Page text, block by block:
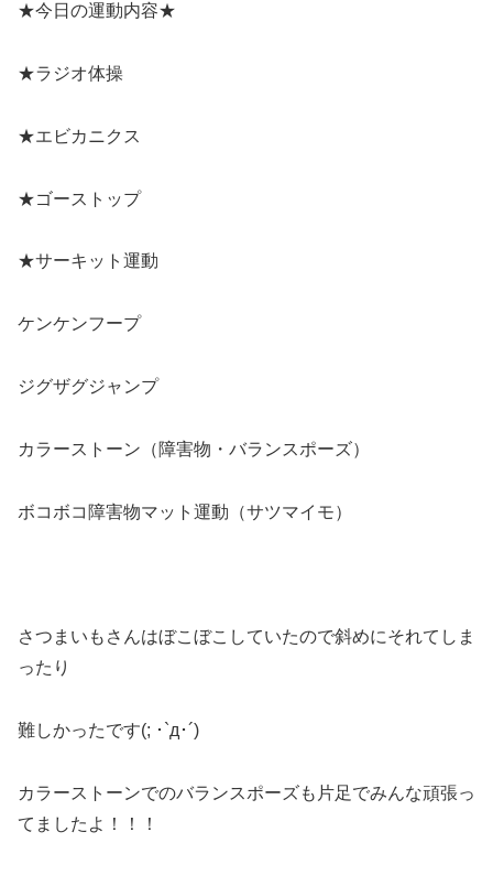
★今日の運動内容★
★ラジオ体操
★エビカニクス
★ゴーストップ
★サーキット運動
ケンケンフープ
ジグザグジャンプ
カラーストーン（障害物・バランスポーズ）
ボコボコ障害物マット運動（サツマイモ）
さつまいもさんはぼこぼこしていたので斜めにそれてしま
ったり
難しかったです(; ･`д･´)
カラーストーンでのバランスポーズも片足でみんな頑張っ
てましたよ！！！